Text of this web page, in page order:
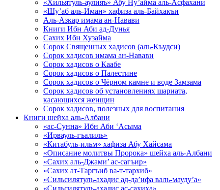
«Хильятуль-аулияъ» Абу Ну’айма аль-Асфахани
«Шу’аб аль-Иман» хафиза аль-Байхакъи
Аль-Азкар имама ан-Навави
Книги Ибн Аби ад-Дунья
Сахих Ибн Хузайма
Сорок Священных хадисов (аль-Къудси)
Сорок хадисов имама ан-Навави
Сорок хадисов о Каабе
Сорок хадисов о Палестине
Сорок хадисов о Чёрном камне и воде Замзама
Сорок хадисов об установлениях шариата,
касающихся женщин
Сорок хадисов, полезных для воспитания
Книги шейха аль-Албани
«ас-Сунна» Ибн Аби ‘Асыма
«Ирвауль-гъалиль»
«Китабуль-ильм» хафиза Абу Хайсама
«Описание молитвы Пророка» шейха аль-Албани
«Сахих аль-Джами’ ас-сагъир»
«Сахих ат-Таргъиб ва-т-тархиб»
«Сильсилятуль-ахадис ад-да’ифа валь-мауду’а»
«Сильсилятуль-ахадис ас-сахиха»